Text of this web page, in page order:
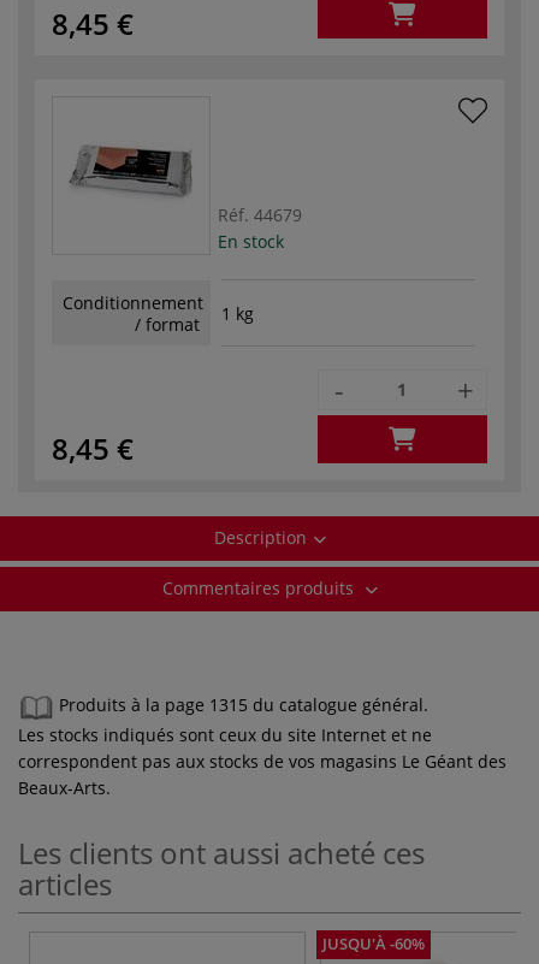
8,45 €
Réf. 44679
En stock
Conditionnement
/ format
1 kg
8,45 €
- +
Description
Commentaires produits
Produits à la page 1315 du catalogue général.
Les stocks indiqués sont ceux du site Internet et ne
correspondent pas aux stocks de vos magasins Le Géant des
Beaux-Arts.
Les clients ont aussi acheté ces
articles
JUSQU'À -60%